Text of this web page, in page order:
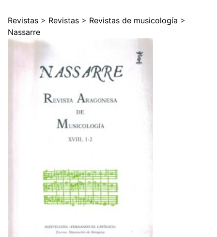
Revistas > Revistas > Revistas de musicología >
Nassarre